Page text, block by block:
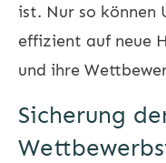
ist. Nur so können
effizient auf neue
und ihre
Sicherung